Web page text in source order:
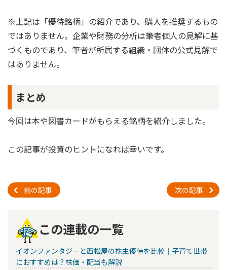
※上記は「優待銘柄」の紹介であり、購入を推奨するもの
ではありません。企業や財務の分析は筆者個人の見解に基
づくものであり、筆者が所属する組織・団体の公式見解で
はありません。
まとめ
今回は本や図書カードがもらえる銘柄を紹介しました。
この記事が投資のヒントになれば幸いです。
前の記事 次の記事
この連載の一覧
イオンファンタジーと西松屋の株主優待を比較｜子育て世帯
におすすめは？株価・配当も解説